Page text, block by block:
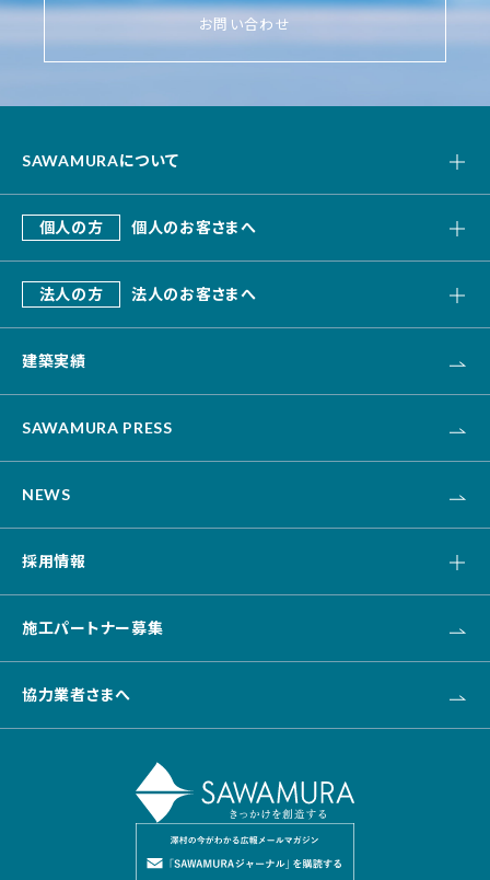
お問い合わせ
SAWAMURAについて
私たちの強み
会社概要
個人の方 個人のお客さまへ
SAWAMURA建築設計
リフォーム・リノベーション
不動産
法人の方 法人のお客さまへ
デザインビルド
オフィス・事務所
改修・リニューアル
建築実績
SAWAMURA PRESS
NEWS
採用情報
キャリア採用
新卒採用
施工パートナー募集
協力業者さまへ